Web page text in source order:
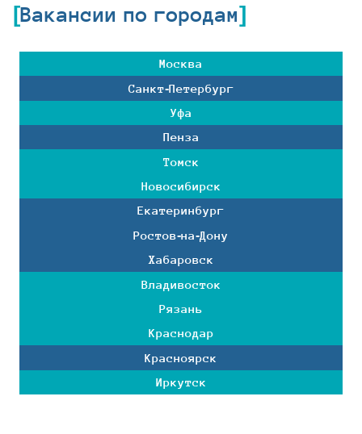
Вакансии по городам
Москва
Санкт-Петербург
Уфа
Пенза
Томск
Новосибирск
Екатеринбург
Ростов-на-Дону
Хабаровск
Владивосток
Рязань
Краснодар
Красноярск
Иркутск